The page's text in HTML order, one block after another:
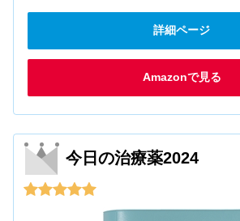
詳細ページ
Amazonで見る
今日の治療薬2024